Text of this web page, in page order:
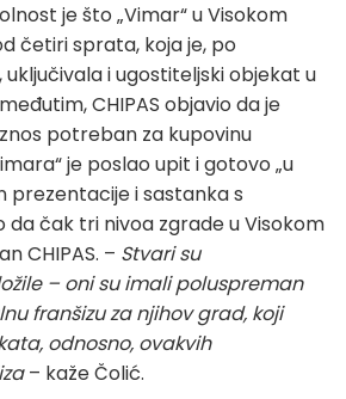
je što „Vimar“ u Visokom
četiri sprata, koja je, po
i ugostiteljski objekat u
CHIPAS objavio da je
potreban za kupovinu
je poslao upit i gotovo „u
prezentacije i sastanka s
da čak tri nivoa zgrade u Visokom
CHIPAS. – Stvari su
– oni su imali poluspreman
franšizu za njihov grad, koji
odnosno, ovakvih
– kaže Čolić.